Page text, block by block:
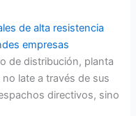
de alta resistencia
empresas
de distribución, planta
late a través de sus
directivos, sino